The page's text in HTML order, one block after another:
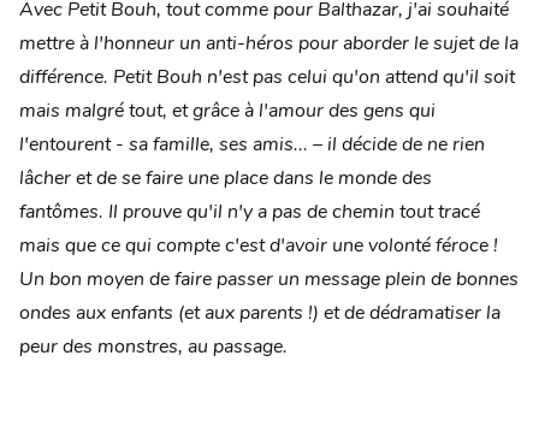
Avec Petit Bouh, tout comme pour Balthazar, j'ai souhaité
mettre à l'honneur un anti-héros pour aborder le sujet de la
différence. Petit Bouh n'est pas celui qu'on attend qu'il soit
mais malgré tout, et grâce à l'amour des gens qui
l'entourent - sa famille, ses amis... – il décide de ne rien
lâcher et de se faire une place dans le monde des
fantômes. Il prouve qu'il n'y a pas de chemin tout tracé
mais que ce qui compte c'est d'avoir une volonté féroce !
Un bon moyen de faire passer un message plein de bonnes
ondes aux enfants (et aux parents !) et de dédramatiser la
peur des monstres, au passage.